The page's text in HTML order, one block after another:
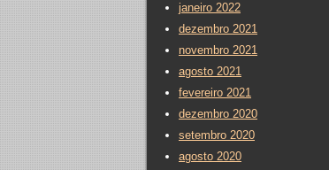
janeiro 2022
dezembro 2021
novembro 2021
agosto 2021
fevereiro 2021
dezembro 2020
setembro 2020
agosto 2020